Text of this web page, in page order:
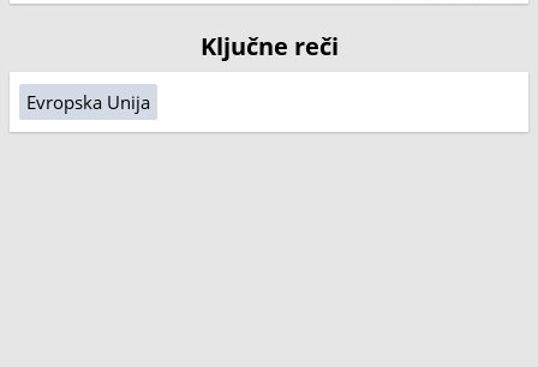
Ključne reči
Evropska Unija